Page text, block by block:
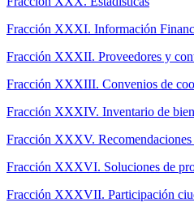
Fracción XXXI. Información
Fracción XXXII. Proveedores y
Fracción XXXIII. Convenios de
Fracción XXXIV. Inventario de
Fracción XXXV. Recomendaciones
Fracción XXXVI. Soluciones de
Fracción XXXVII. Participación